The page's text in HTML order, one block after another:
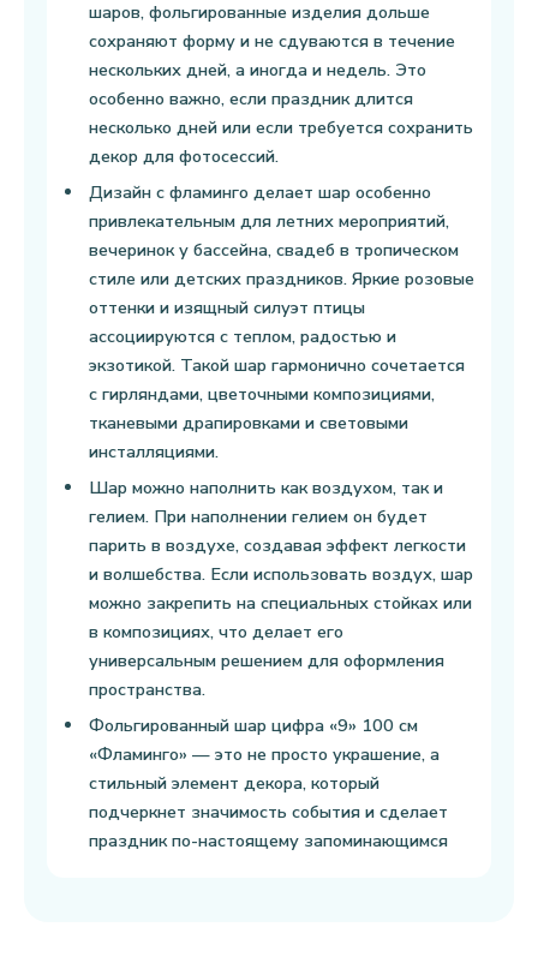
шаров, фольгированные изделия дольше
сохраняют форму и не сдуваются в течение
нескольких дней, а иногда и недель. Это
особенно важно, если праздник длится
несколько дней или если требуется сохранить
декор для фотосессий.
Дизайн с фламинго делает шар особенно
привлекательным для летних мероприятий,
вечеринок у бассейна, свадеб в тропическом
стиле или детских праздников. Яркие розовые
оттенки и изящный силуэт птицы
ассоциируются с теплом, радостью и
экзотикой. Такой шар гармонично сочетается
с гирляндами, цветочными композициями,
тканевыми драпировками и световыми
инсталляциями.
Шар можно наполнить как воздухом, так и
гелием. При наполнении гелием он будет
парить в воздухе, создавая эффект легкости
и волшебства. Если использовать воздух, шар
можно закрепить на специальных стойках или
в композициях, что делает его
универсальным решением для оформления
пространства.
Фольгированный шар цифра «9» 100 см
«Фламинго» — это не просто украшение, а
стильный элемент декора, который
подчеркнет значимость события и сделает
праздник по-настоящему запоминающимся